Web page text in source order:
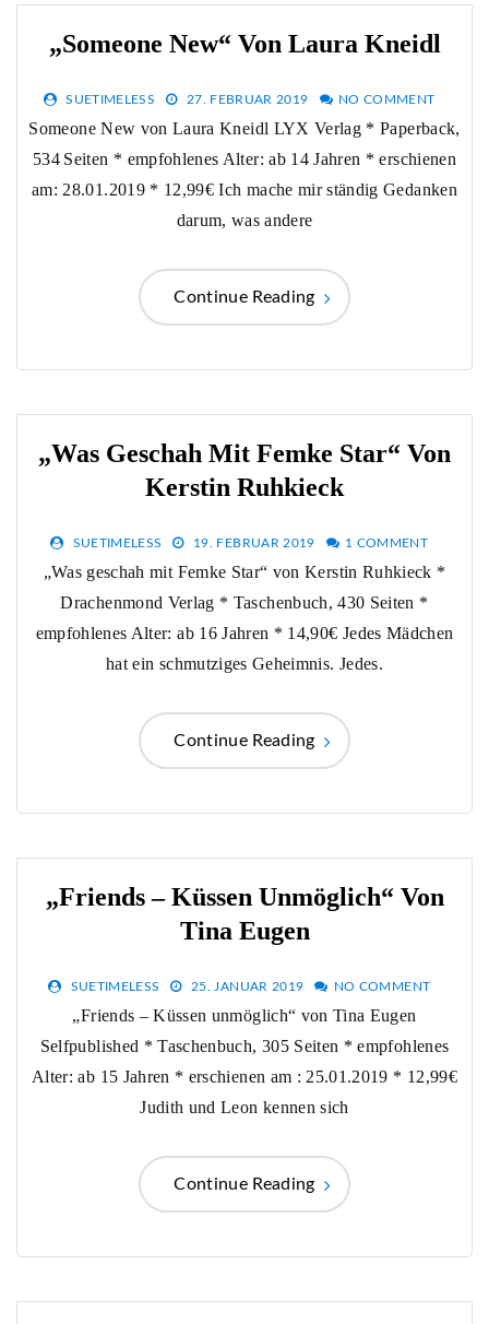
„Someone New“ Von Laura Kneidl
SUETIMELESS 27. FEBRUAR 2019 NO COMMENT
Someone New von Laura Kneidl LYX Verlag * Paperback,
534 Seiten * empfohlenes Alter: ab 14 Jahren * erschienen
am: 28.01.2019 * 12,99€ Ich mache mir ständig Gedanken
darum, was andere
Continue Reading
„Was Geschah Mit Femke Star“ Von
Kerstin Ruhkieck
SUETIMELESS 19. FEBRUAR 2019 1 COMMENT
„Was geschah mit Femke Star“ von Kerstin Ruhkieck *
Drachenmond Verlag * Taschenbuch, 430 Seiten *
empfohlenes Alter: ab 16 Jahren * 14,90€ Jedes Mädchen
hat ein schmutziges Geheimnis. Jedes.
Continue Reading
„Friends – Küssen Unmöglich“ Von
Tina Eugen
SUETIMELESS 25. JANUAR 2019 NO COMMENT
„Friends – Küssen unmöglich“ von Tina Eugen
Selfpublished * Taschenbuch, 305 Seiten * empfohlenes
Alter: ab 15 Jahren * erschienen am : 25.01.2019 * 12,99€
Judith und Leon kennen sich
Continue Reading